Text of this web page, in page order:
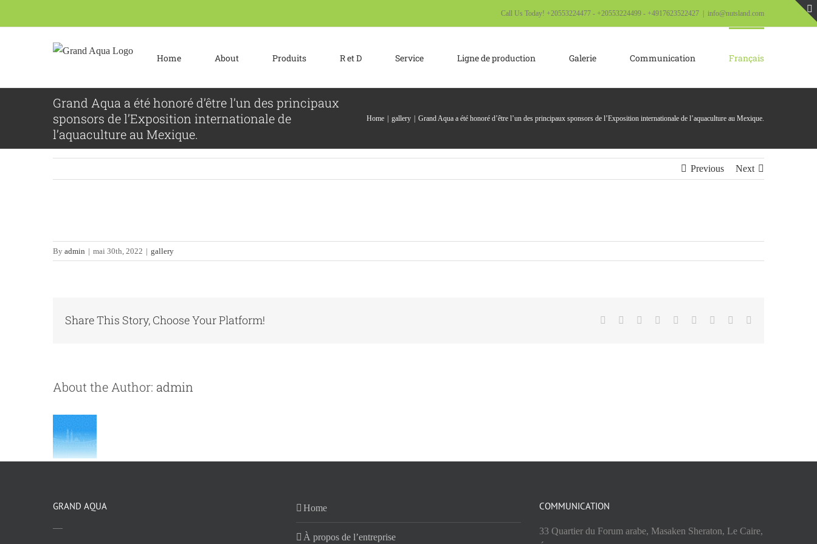
Call Us Today! +20553224477 - +20553224499 - +4917623522427 info@nutsland.com
Home About Produits R et D Service Ligne de production Galerie Communication Français
Grand Aqua a été honoré d’être l’un des principaux
sponsors de l’Exposition internationale de
l’aquaculture au Mexique.
Home gallery Grand Aqua a été honoré d’être l’un des principaux sponsors de l’Exposition internationale de l’aquaculture au Mexique.
Previous Next
By admin | mai 30th, 2022 | gallery
Share This Story, Choose Your Platform! Facebook Reddit LinkedInWhatsApp
TumblrPinterest
About the Author: admin
GRAND AQUA
—
Home
À propos de l’entreprise
COMMUNICATION
33 Quartier du Forum arabe, Masaken Sheraton, Le Caire,